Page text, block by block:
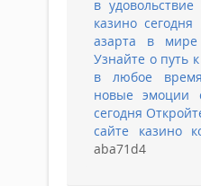
в
казино сегодня
азарта в мире
Узнайте о путь
в любое время
новые эмоции
сегодня
сайте казино
aba71d4